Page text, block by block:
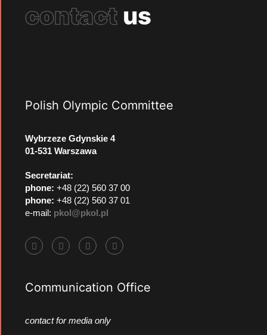
contact us
Polish Olympic Committee
Wybrzeze Gdynskie 4
01-531 Warszawa
Secretariat:
phone: +48 (22) 560 37 00
phone: +48 (22) 560 37 01
e-mail: pkol@pkol.pl
Communication Office
contact for media only